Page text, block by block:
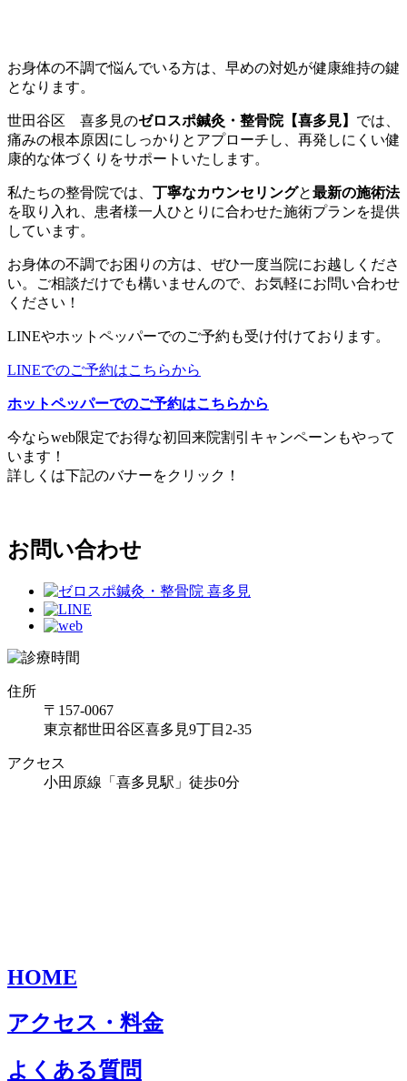
お身体の不調で悩んでいる方は、早めの対処が健康維持の鍵
となります。
世田谷区 喜多見のゼロスポ鍼灸・整骨院【喜多見】 では、
痛みの根本原因にしっかりとアプローチし、再発しにくい健
康的な体づくりをサポートいたします。
私たちの整骨院では、 丁寧なカウンセリングと最新の施術法
を取り入れ、患者様一人ひとりに合わせた施術プランを提供
しています。
お身体の不調でお困りの方は、ぜひ一度当院にお越しくださ
い。ご相談だけでも構いませんので、お気軽にお問い合わせ
ください！
LINEやホットペッパーでのご予約も受け付けております。
LINEでのご予約はこちらから
ホットペッパーでのご予約はこちらから
今ならweb限定でお得な初回来院割引キャンペーンもやって
います！
詳しくは下記のバナーをクリック！
お問い合わせ
住所
〒157-0067
東京都世田谷区喜多見9丁目2-35
アクセス
小田原線「喜多見駅」徒歩0分
HOME
アクセス・料金
よくある質問